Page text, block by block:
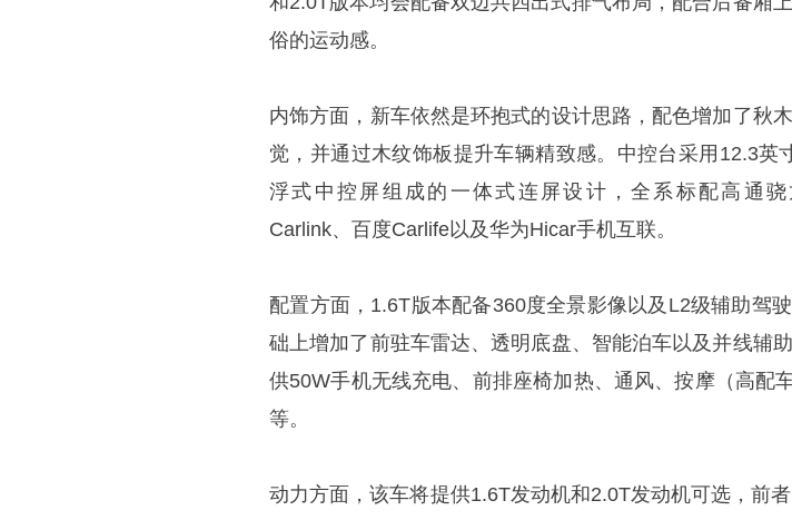
俗的运动感。
内饰方面，新车依然是环抱式的设计思路，配色增加了秋
觉，并通过木纹饰板提升车辆精致感。中控台采用12.3英
浮式中控屏组成的一体式连屏设计，全系标配高通
Carlink、百度Carlife以及华为Hicar手机互联。
配置方面，1.6T版本配备360度全景影像以及L2级辅助驾
础上增加了前驻车雷达、透明底盘、智能泊车以及并线辅
供50W手机无线充电、前排座椅加热、通风、按摩（高配
等。
动力方面，该车将提供1.6T发动机和2.0T发动机可选，前